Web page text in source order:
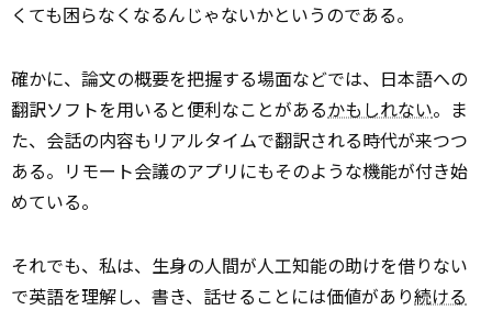
くても困らなくなるんじゃないかというのである。
確かに、論文の概要を把握する場面などでは、日本語への
翻訳ソフトを用いると便利なことがあるかもしれない。ま
た、会話の内容もリアルタイムで翻訳される時代が来つつ
ある。リモート会議のアプリにもそのような機能が付き始
めている。
それでも、私は、生身の人間が人工知能の助けを借りない
で英語を理解し、書き、話せることには価値があり続ける